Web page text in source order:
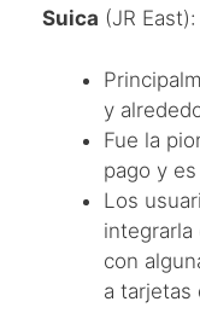
Suica (JR East):
y
Fue la
pago y
Los
integrarla
con
a tarjetas